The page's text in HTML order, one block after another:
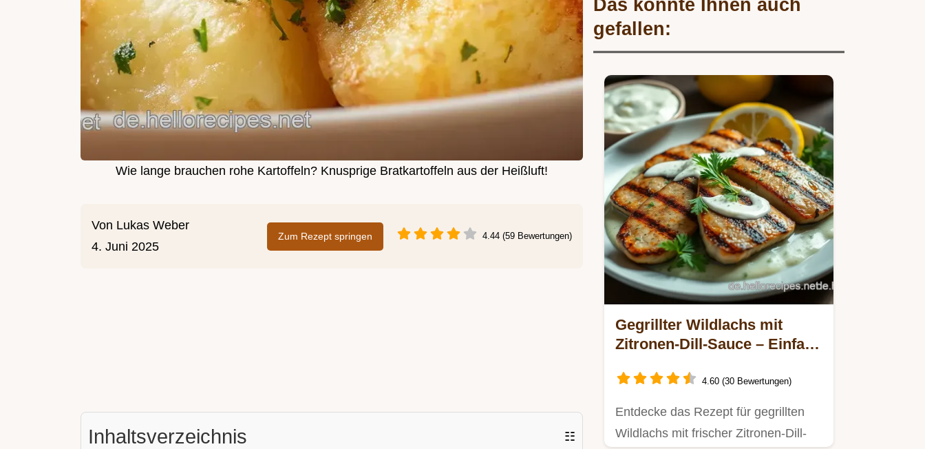
Wie lange brauchen rohe Kartoffeln? Knusprige Bratkartoffeln aus der Heißluft!
Von Lukas Weber
4. Juni 2025
Zum Rezept springen 4.44 (59 Bewertungen)
Inhaltsverzeichnis ☷
Das könnte Ihnen auch
gefallen:
Gegrillter Wildlachs mit
Zitronen-Dill-Sauce – Einfach
4.60 (30 Bewertungen)
Entdecke das Rezept für gegrillten
Wildlachs mit frischer Zitronen-Dill-